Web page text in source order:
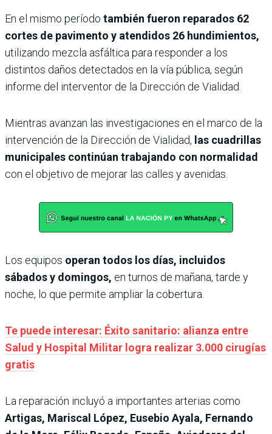
En el mismo período también fueron reparados 62
cortes de pavimento y atendidos 26 hundimientos,
utilizando mezcla asfáltica para responder a los
distintos daños detectados en la vía pública, según
informe del interventor de la Dirección de Vialidad.
Mientras avanzan las investigaciones en el marco de la
intervención de la Dirección de Vialidad, las cuadrillas
municipales continúan trabajando con normalidad
con el objetivo de mejorar las calles y avenidas.
Los equipos operan todos los días, incluidos
sábados y domingos, en turnos de mañana, tarde y
noche, lo que permite ampliar la cobertura.
Te puede interesar: Éxito sanitario: alianza entre
Salud y Hospital Militar logra realizar 3.000 cirugías
gratis
La reparación incluyó a importantes arterias como
Artigas, Mariscal López, Eusebio Ayala, Fernando